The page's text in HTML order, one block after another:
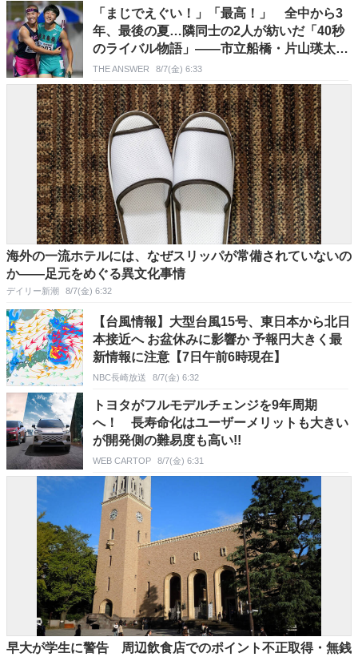
「まじでえぐい！」「最高！」 全中から3
年、最後の夏…隣同士の2人が紡いだ「40秒
のライバル物語」――市立船橋・片山瑛太、
洛南・土井カハル
THE ANSWER 8/7(金) 6:33
海外の一流ホテルには、なぜスリッパが常備されていないの
か――足元をめぐる異文化事情
デイリー新潮 8/7(金) 6:32
【台風情報】大型台風15号、東日本から北日
本接近へ お盆休みに影響か 予報円大きく最
新情報に注意【7日午前6時現在】
NBC長崎放送 8/7(金) 6:32
トヨタがフルモデルチェンジを9年周期
へ！ 長寿命化はユーザーメリットも大きい
が開発側の難易度も高い!!
WEB CARTOP 8/7(金) 6:31
早大が学生に警告 周辺飲食店でのポイント不正取得・無銭